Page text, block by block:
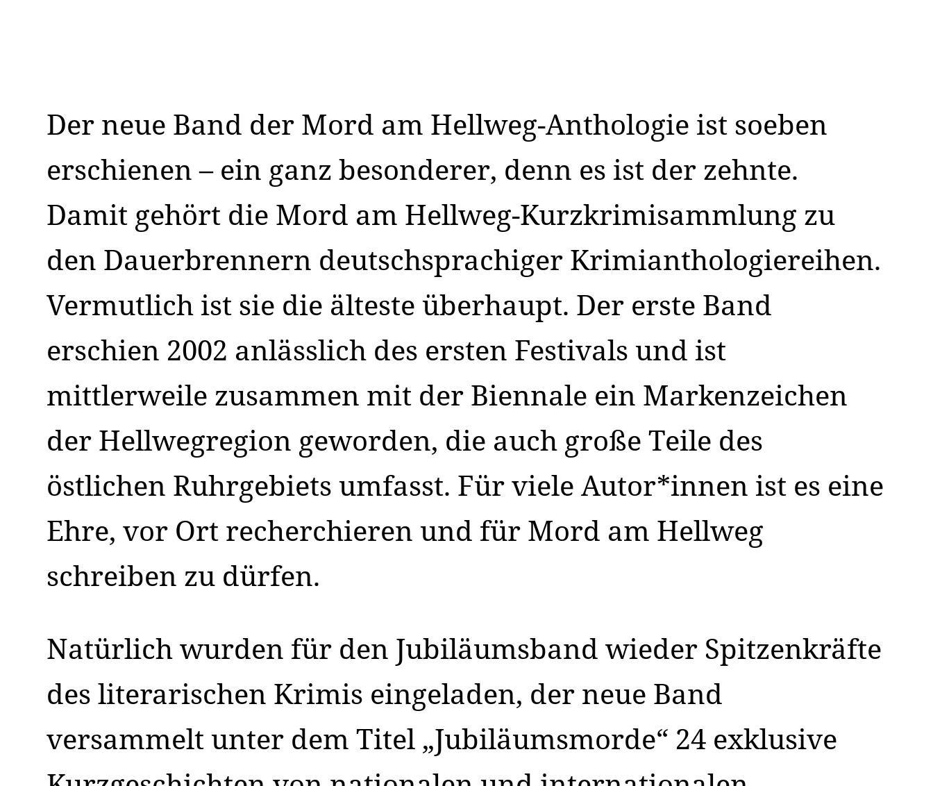
Der neue Band der Mord am Hellweg-Anthologie ist soeben
erschienen – ein ganz besonderer, denn es ist der zehnte.
Damit gehört die Mord am Hellweg-Kurzkrimisammlung zu
den Dauerbrennern deutschsprachiger Krimianthologiereihen.
Vermutlich ist sie die älteste überhaupt. Der erste Band
erschien 2002 anlässlich des ersten Festivals und ist
mittlerweile zusammen mit der Biennale ein Markenzeichen
der Hellwegregion geworden, die auch große Teile des
östlichen Ruhrgebiets umfasst. Für viele Autor*innen ist es eine
Ehre, vor Ort recherchieren und für Mord am Hellweg
schreiben zu dürfen.
Natürlich wurden für den Jubiläumsband wieder Spitzenkräfte
des literarischen Krimis eingeladen, der neue Band
versammelt unter dem Titel „Jubiläumsmorde“ 24 exklusive